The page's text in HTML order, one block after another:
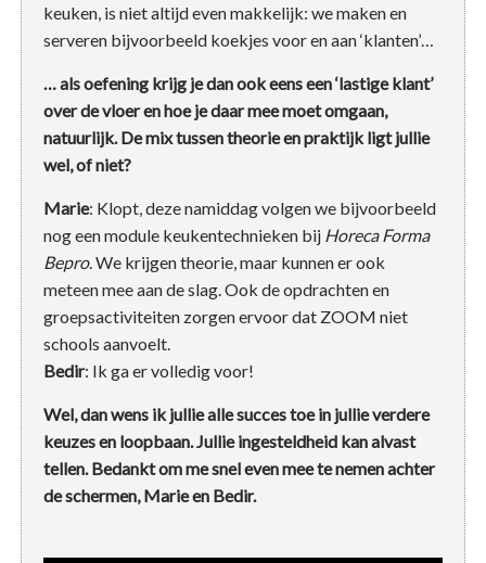
keuken, is niet altijd even makkelijk: we maken en
serveren bijvoorbeeld koekjes voor en aan ‘klanten’…
… als oefening krijg je dan ook eens een ‘lastige klant’
over de vloer en hoe je daar mee moet omgaan,
natuurlijk. De mix tussen theorie en praktijk ligt jullie
wel, of niet?
Marie: Klopt, deze namiddag volgen we bijvoorbeeld
nog een module keukentechnieken bij Horeca Forma
Bepro. We krijgen theorie, maar kunnen er ook
meteen mee aan de slag. Ook de opdrachten en
groepsactiviteiten zorgen ervoor dat ZOOM niet
schools aanvoelt.
Bedir: Ik ga er volledig voor!
Wel, dan wens ik jullie alle succes toe in jullie verdere
keuzes en loopbaan. Jullie ingesteldheid kan alvast
tellen. Bedankt om me snel even mee te nemen achter
de schermen, Marie en Bedir.